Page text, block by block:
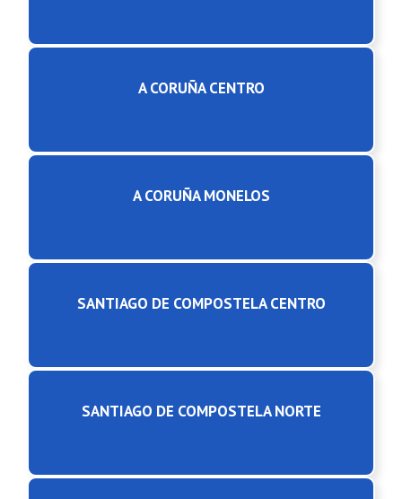
A CORUÑA CENTRO
A CORUÑA MONELOS
SANTIAGO DE COMPOSTELA CENTRO
SANTIAGO DE COMPOSTELA NORTE